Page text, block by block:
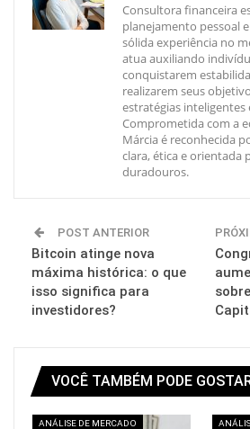
Consultora financeira
planejamento pessoal
sólida experiência no
atua auxiliando
conquistarem
realizarem seus
estratégias inteligentes
Comprometida com a
Márcia é reconhecida
clara, ética e orientada
duradouros.
POST ANTERIOR
Bitcoin atinge nova
máxima histórica: o que
isso significa para
investidores?
VOCÊ TAMBÉM PODE
ANÁLISE DE MERCADO